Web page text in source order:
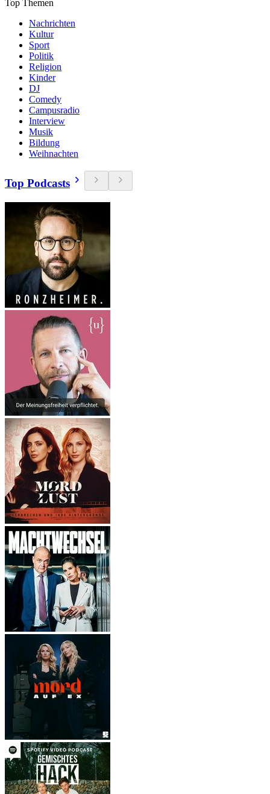
Top Themen
Nachrichten
Kultur
Sport
Politik
Religion
Kinder
DJ
Comedy
Campusradio
Interview
Musik
Bildung
Weihnachten
Top Podcasts